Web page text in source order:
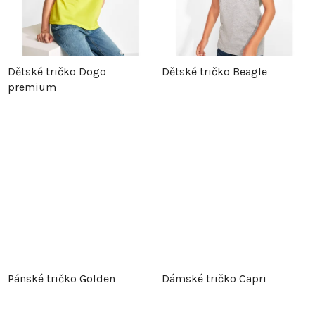
Dětské tričko Dogo
premium
Dětské tričko Beagle
Pánské tričko Golden Dámské tričko Capri